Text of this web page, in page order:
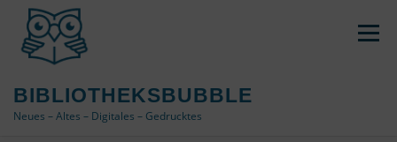
springen
BIBLIOTHEKSBUBBLE
Neues – Altes – Digitales – Gedrucktes
Menü